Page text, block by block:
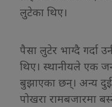
लुटेका थिए।
पैसा लुटेर भाग्दै गर्दा
थिए। स्थानीयले एक
बुझाएका छन्। अन्य
पोखरा रामबजारमा